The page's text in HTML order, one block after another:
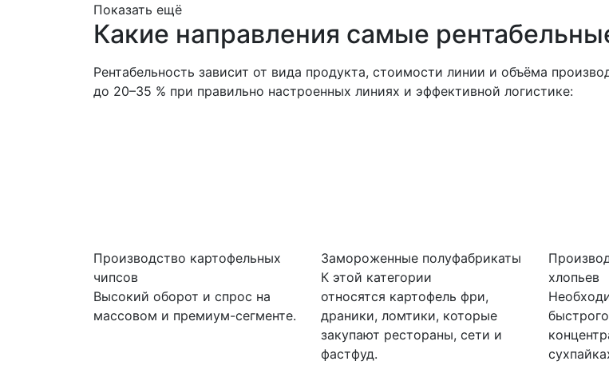
Показать ещё
Какие направления самые
Рентабельность зависит от вида продукта, стоимости линии и объёма
до 20–35 % при правильно настроенных линиях и эффективной логистике:
Производство картофельных
чипсов
Высокий оборот и спрос на
массовом и премиум-сегменте.
Замороженные полуфабрикаты
К этой категории
относятся картофель фри,
драники, ломтики, которые
закупают рестораны, сети и
фастфуд.
хлопьев